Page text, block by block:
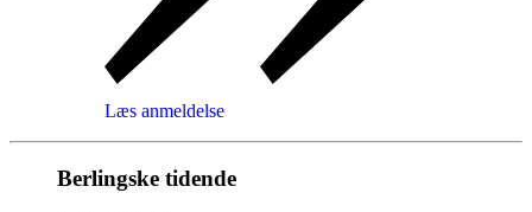
Læs anmeldelse
Berlingske tidende